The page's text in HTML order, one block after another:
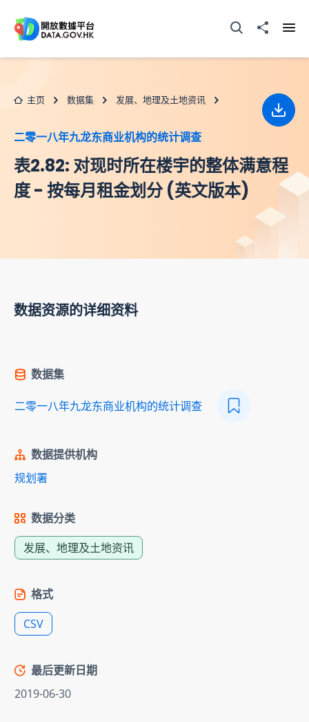
打开搜寻器分享至
主页 数据集 发展、地理及土地资讯
二零一八年九龙东商业机构的统计调查
表2.82: 对现时所在楼宇的整体满意程
度 - 按每月租金划分 (英文版本)
下载
数据资源的详细资料
数据集
二零一八年九龙东商业机构的统计调查
数据提供机构
规划署
数据分类
发展、地理及土地资讯
格式
CSV
最后更新日期
2019-06-30